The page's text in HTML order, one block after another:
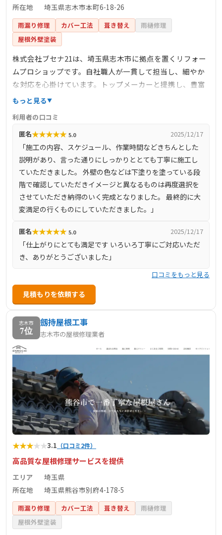
所在地
埼玉県志木市本町6-18-26
雨漏り修理 カバー工法 葺き替え
雨樋修理
屋根外壁塗装
株式会社ブセナ21は、埼玉県志木市に拠点を置くリフォー
ムプロショップです。自社職人が一貫して担当し、細やか
な対応を心掛けています。トップメーカーと提携し、豊富
な商品を提供。工事着工後の追加料金は一切かからず、安
外壁塗装、内装リフォーム、キッチンや浴室、トイレなど
の水回りリフォーム、ガラス・サッシ・シャッターの入れ
替えなど多岐にわたります。急な雨漏りにも屋根専門職人
が迅速に対応し、大切な住まいを守ります。施工事例とし
て、屋根葺き替えやバルコニー防水工事、外壁塗装工事な
どがあり、詳細は公式サイトで確認できます。
もっと見る
利用者の口コミ
匿名★★★★★ 5.0 2025/12/17
「施工の内容、スケジュール、作業時間などきちんとした
説明があり、言った通りにしっかりととても丁寧に施工し
ていただきました。 外壁の色などは下塗りを塗っている段
階で確認していただきイメージと異なるものは再度選択を
させていただき納得のいく完成となりました。 最終的に大
変満足の行くものにしていただきました。」
匿名★★★★★ 5.0 2025/12/17
「仕上がりにとても満足です いろいろ丁寧にご対応いただ
き、ありがとうございました」
口コミをもっと見る
見積もりを依頼する
志木市
7位
劔持屋根工事
志木市の屋根修理業者
★★★★★3.1 （口コミ2件）
高品質な屋根修理サービスを提供
エリア
埼玉県
所在地
埼玉県熊谷市別府4-178-5
雨漏り修理 カバー工法 葺き替え
雨樋修理
屋根外壁塗装